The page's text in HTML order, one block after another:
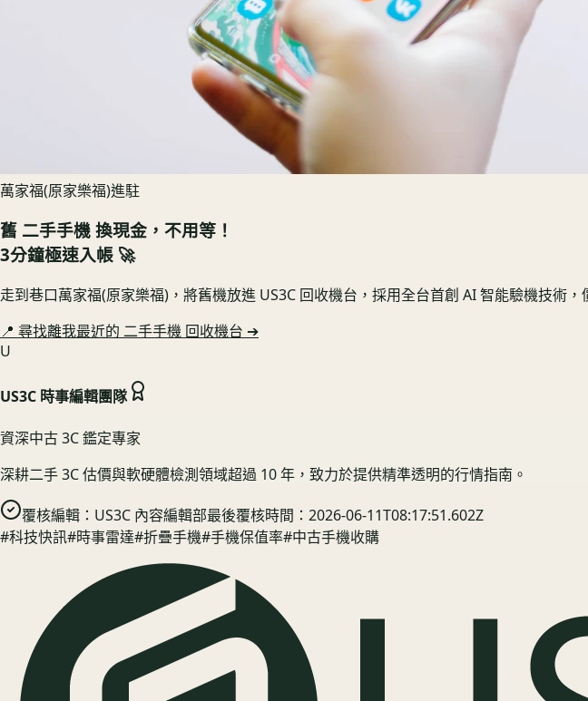
萬家福(原家樂福)進駐
舊 二手手機 換現金，不用等！
3分鐘極速入帳 🚀
走到巷口萬家福(原家樂福)，將舊機放進 US3C 回收機台，採用全台首創 AI 智能驗機技術
📍 尋找離我最近的 二手手機 回收機台 ➔
U
US3C 時事編輯團隊
資深中古 3C 鑑定專家
深耕二手 3C 估價與軟硬體檢測領域超過 10 年，致力於提供精準透明的行情指南。
覆核編輯： US3C 內容編輯部最後覆核時間： 2026-06-11T08:17:51.602Z
#科技快訊#時事雷達#折疊手機#手機保值率#中古手機收購